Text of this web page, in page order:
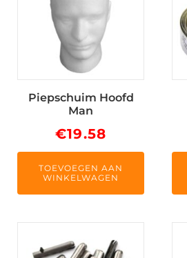
Piepschuim Hoofd
Man
€19.58
TOEVOEGEN AAN
WINKELWAGEN